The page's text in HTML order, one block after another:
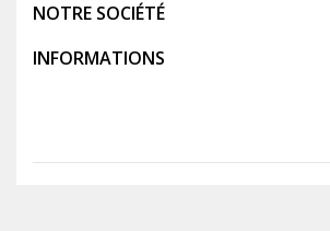
NOTRE SOCIÉTÉ
INFORMATIONS